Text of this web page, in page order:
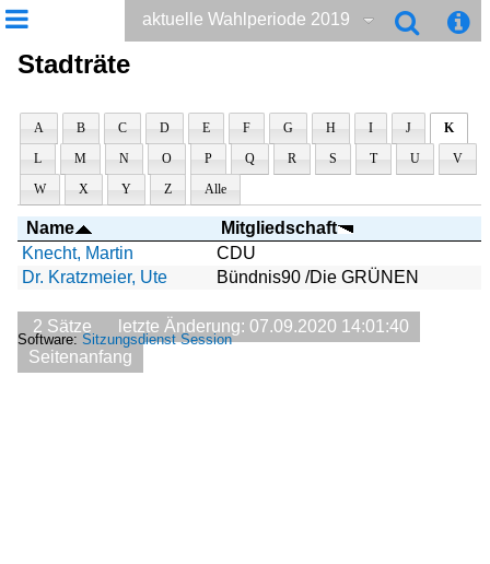
aktuelle Wahlperiode 2019
Stadträte
A B C D E F G H I J
K
L
M N O P Q R S T U
V
W
X Y Z Alle
Name
Mitgliedschaft
Knecht, Martin
CDU
Dr. Kratzmeier, Ute
Bündnis90 /Die GRÜNEN
2 Sätze
letzte Änderung: 07.09.2020 14:01:40
Seitenanfang
Software: Sitzungsdienst Session